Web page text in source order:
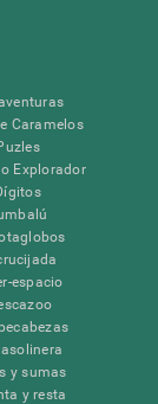
Caramelos
Explorador
espacio
y sumas
y resta